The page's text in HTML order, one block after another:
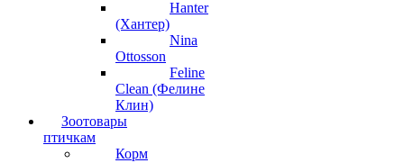
Hanter
(Хантер)
Nina
Ottosson
Feline
Clean (Фелине
Клин)
Зоотовары
птичкам
Корм